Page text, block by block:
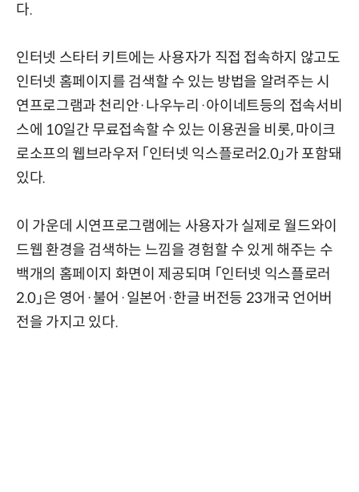
다.
인터넷 스타터 키트에는 사용자가 직접 접속하지 않고도
인터넷 홈페이지를 검색할 수 있는 방법을 알려주는 시
연프로그램과 천리안·나우누리·아이네트등의 접속서비
스에 10일간 무료접속할 수 있는 이용권을 비롯, 마이크
로소프의 웹브라우저 「인터넷 익스플로러2.0」가 포함돼
있다.
이 가운데 시연프로그램에는 사용자가 실제로 월드와이
드웹 환경을 검색하는 느낌을 경험할 수 있게 해주는 수
백개의 홈페이지 화면이 제공되며 「인터넷 익스플로러
2.0」은 영어·불어·일본어·한글 버전등 23개국 언어버
전을 가지고 있다.